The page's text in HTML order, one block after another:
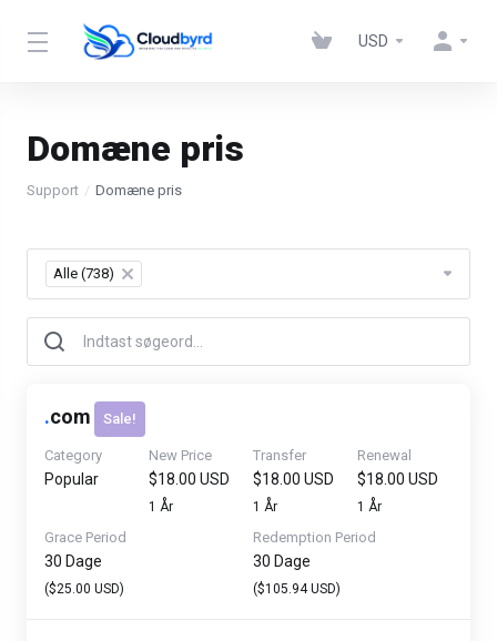
USD
Domæne pris
Support Domæne pris
Alle (738) ×
.com Sale!
Category
Popular
New Price
$18.00 USD
1 År
Transfer
$18.00 USD
1 År
Renewal
$18.00 USD
1 År
Grace Period
30 Dage
($25.00 USD)
Redemption Period
30 Dage
($105.94 USD)